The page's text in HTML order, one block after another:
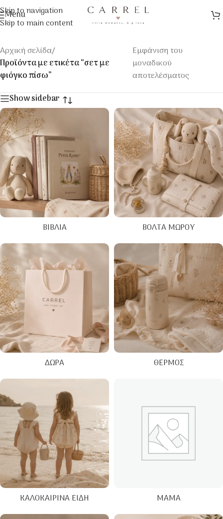
Skip to navigation
Skip to main content
Menu
Αρχική σελίδα/
Προϊόντα με ετικέτα “σετ με
φιόγκο πίσω”
Εμφάνιση του
μοναδικού
αποτελέσματος
Show sidebar
ΒΙΒΛΊΑ ΒΌΛΤΑ ΜΩΡΟΎ
ΔΏΡΑ ΘΕΡΜΌΣ
ΚΑΛΟΚΑΙΡΙΝΑ ΕΊΔΗ ΜΑΜΆ